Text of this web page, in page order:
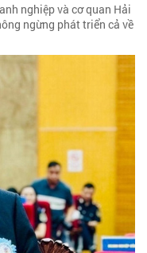
nghiệp và cơ quan Hải
ngừng phát triển cả về